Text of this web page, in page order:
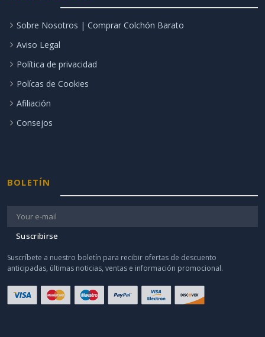
Sobre Nosotros | Comprar Colchón Barato
Aviso Legal
Política de privacidad
Polícas de Cookies
Afiliación
Consejos
BOLETÍN
Suscribirse
Suscríbete a nuestro boletín para recibir ofertas de descuento
anticipadas, últimas noticias, ventas e información promocional.